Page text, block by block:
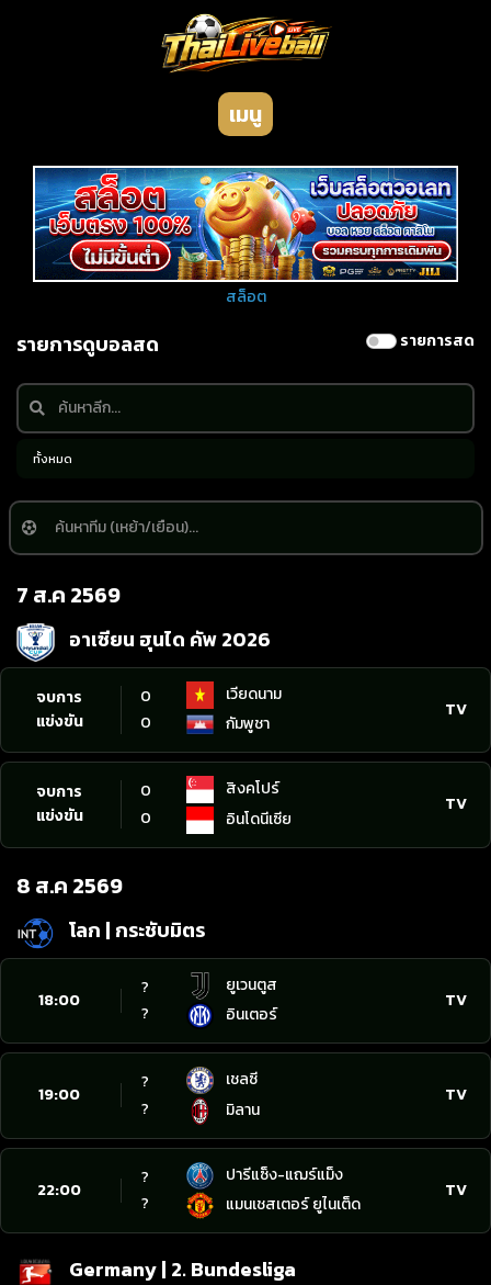
เมนู
สล็อต
รายการดูบอลสด รายการสด
7 ส.ค 2569
อาเซียน ฮุนได คัพ 2026
จบการ
แข่งขัน
0
0
เวียดนาม
กัมพูชา
TV
จบการ
แข่งขัน
0
0
สิงคโปร์
อินโดนีเซีย
TV
8 ส.ค 2569
โลก | กระชับมิตร
18:00
?
?
ยูเวนตูส
อินเตอร์
TV
19:00
?
?
เชลซี
มิลาน
TV
22:00
?
?
ปารีแซ็ง-แฌร์แม็ง
แมนเชสเตอร์ ยูไนเต็ด
TV
Germany | 2. Bundesliga